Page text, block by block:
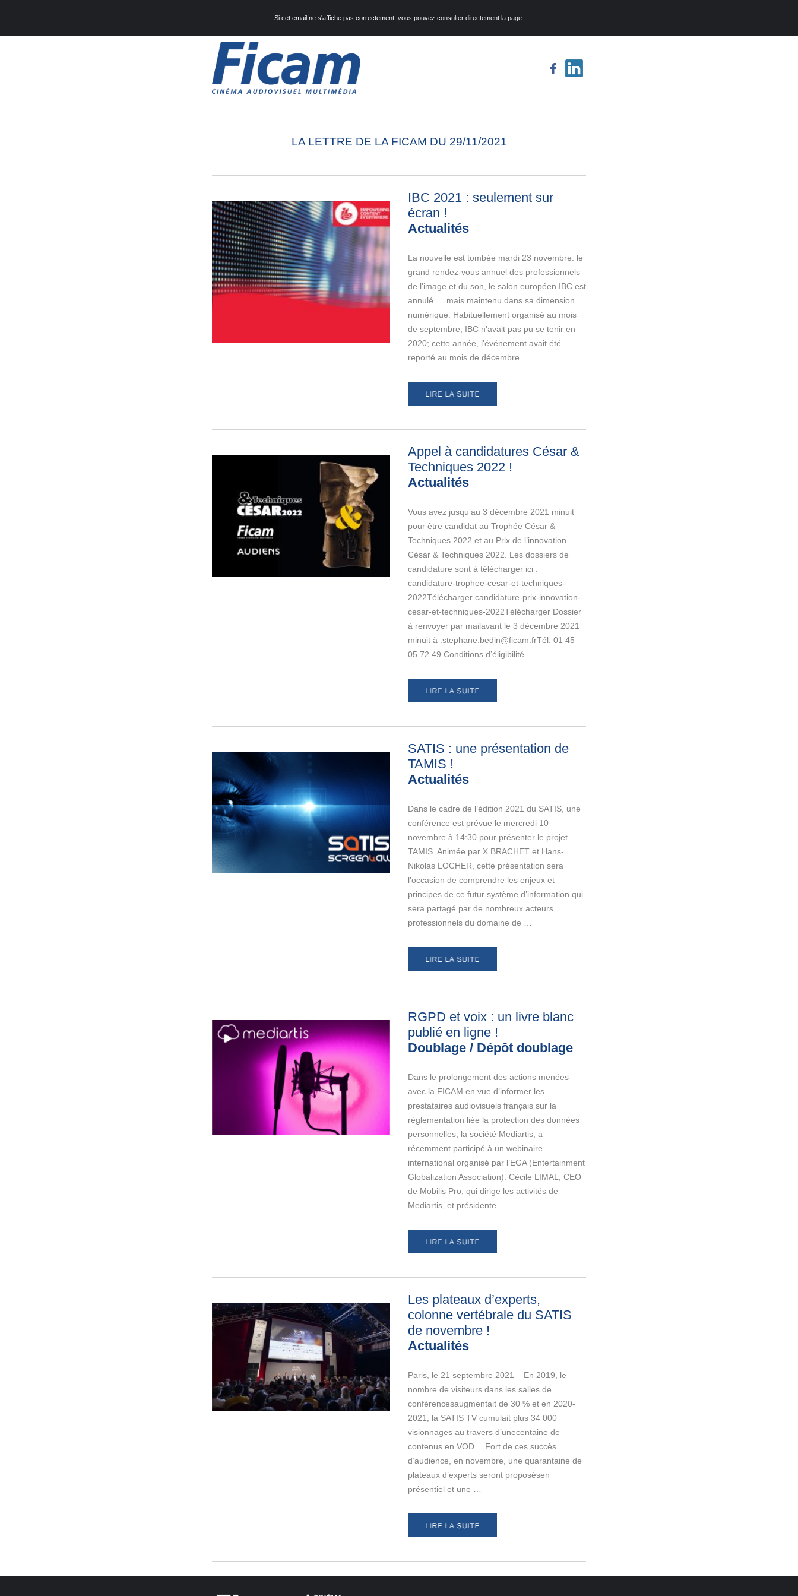
Si cet email ne s'affiche pas correctement, vous pouvez consulter directement la page.
LA LETTRE DE LA FICAM DU 29/11/2021
IBC 2021 : seulement sur
écran !
Actualités
La nouvelle est tombée mardi 23 novembre: le
grand rendez-vous annuel des professionnels
de l’image et du son, le salon européen IBC est
annulé … mais maintenu dans sa dimension
numérique. Habituellement organisé au mois
de septembre, IBC n’avait pas pu se tenir en
2020; cette année, l’événement avait été
reporté au mois de décembre …
Appel à candidatures César &
Techniques 2022 !
Actualités
Vous avez jusqu’au 3 décembre 2021 minuit
pour être candidat au Trophée César &
Techniques 2022 et au Prix de l’innovation
César & Techniques 2022. Les dossiers de
candidature sont à télécharger ici :
candidature-trophee-cesar-et-techniques-
2022Télécharger candidature-prix-innovation-
cesar-et-techniques-2022Télécharger Dossier
à renvoyer par mailavant le 3 décembre 2021
minuit à :stephane.bedin@ficam.frTél. 01 45
05 72 49 Conditions d’éligibilité …
SATIS : une présentation de
TAMIS !
Actualités
Dans le cadre de l’édition 2021 du SATIS, une
conférence est prévue le mercredi 10
novembre à 14:30 pour présenter le projet
TAMIS. Animée par X.BRACHET et Hans-
Nikolas LOCHER, cette présentation sera
l’occasion de comprendre les enjeux et
principes de ce futur système d’information qui
sera partagé par de nombreux acteurs
professionnels du domaine de …
RGPD et voix : un livre blanc
publié en ligne !
Doublage / Dépôt doublage
Dans le prolongement des actions menées
avec la FICAM en vue d’informer les
prestataires audiovisuels français sur la
réglementation liée la protection des données
personnelles, la société Mediartis, a
récemment participé à un webinaire
international organisé par l’EGA (Entertainment
Globalization Association). Cécile LIMAL, CEO
de Mobilis Pro, qui dirige les activités de
Mediartis, et présidente …
Les plateaux d’experts,
colonne vertébrale du SATIS
de novembre !
Actualités
Paris, le 21 septembre 2021 – En 2019, le
nombre de visiteurs dans les salles de
conférencesaugmentait de 30 % et en 2020-
2021, la SATIS TV cumulait plus 34 000
visionnages au travers d’unecentaine de
contenus en VOD… Fort de ces succès
d’audience, en novembre, une quarantaine de
plateaux d’experts seront proposésen
présentiel et une …